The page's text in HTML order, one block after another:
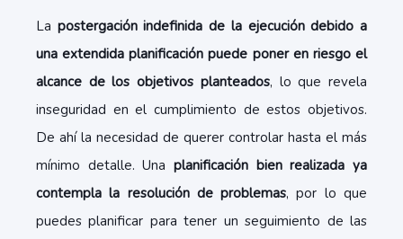
La postergación indefinida de la ejecución debido a
una extendida planificación puede poner en riesgo el
alcance de los objetivos planteados, lo que revela
inseguridad en el cumplimiento de estos objetivos.
De ahí la necesidad de querer controlar hasta el más
mínimo detalle. Una planificación bien realizada ya
contempla la resolución de problemas, por lo que
puedes planificar para tener un seguimiento de las